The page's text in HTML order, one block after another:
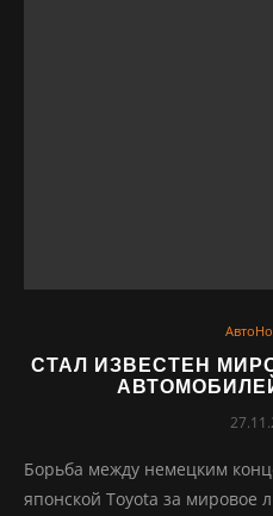
СТАЛ ИЗВЕСТЕН
Борьба между немецким
японской Toyota за мировое